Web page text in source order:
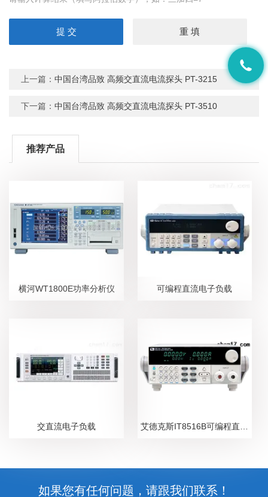
上一篇：中国台湾品致 高频交直流电流探头 PT-3215
下一篇：中国台湾品致 高频交直流电流探头 PT-3510
推荐产品
横河WT1800E功率分析仪 可编程直流电子负载
交直流电子负载
如果您有任何问题，请跟我们联系！